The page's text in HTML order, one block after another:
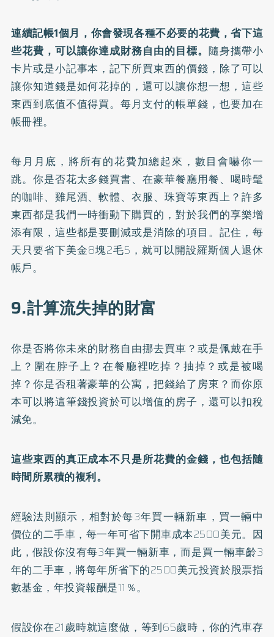
連續記帳1個月，你會發現各種不必要的花費，省下這
些花費，可以讓你達成財務自由的目標。 隨身攜帶小
卡片或是小記事本，記下所買東西的價錢，除了可以
讓你知道錢是如何花掉的，還可以讓你想一想，這些
東西到底值不值得買。每月支付的帳單錢，也要加在
帳冊裡。
每月月底，將所有的花費加總起來，數目會嚇你一
跳。你是否花太多錢買書、在豪華餐廳用餐、喝時髦
的咖啡、雞尾酒、軟體、衣服、珠寶等東西上？許多
東西都是我們一時衝動下購買的，對於我們的享樂增
添有限，這些都是要刪減或是消除的項目。記住，每
天只要省下美金8塊2毛5，就可以開設羅斯個人退休
帳戶。
9.計算流失掉的財富
你是否將你未來的財務自由挪去買車？或是佩戴在手
上？圍在脖子上？在餐廳裡吃掉？抽掉？或是被喝
掉？你是否租著豪華的公寓，把錢給了房東？而你原
本可以將這筆錢投資於可以增值的房子，還可以扣稅
減免。
這些東西的真正成本不只是所花費的金錢，也包括隨
時間所累積的複利。
經驗法則顯示，相對於每3年買一輛新車，買一輛中
價位的二手車，每一年可省下開車成本2500美元。因
此，假設你沒有每3年買一輛新車，而是買一輛車齡3
年的二手車，將每年所省下的2500美元投資於股票指
數基金，年投資報酬是11％。
假設你在21歲時就這麼做，等到65歲時，你的汽車存